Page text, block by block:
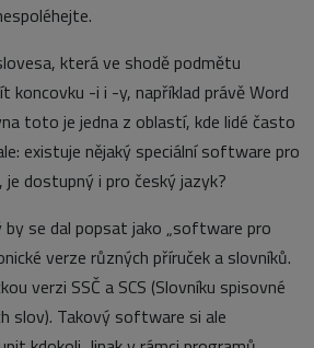
která ve shodě podmětu
koncovku -i i -y, například právě Word
toto je jedna z oblastí, kde lidé často
existuje nějaký speciální software pro
dostupný i pro český jazyk?
se dal popsat jako „software pro
verze různých příruček a slovníků.
verzi SSČ a SCS (Slovníku spisovné
slov). Takový software si ale